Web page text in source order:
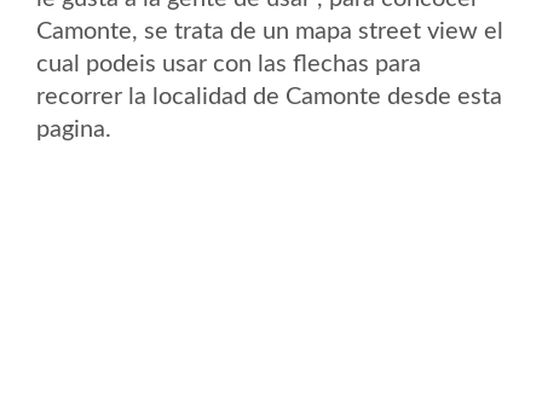
Camonte, se trata de un mapa street view el
cual podeis usar con las flechas para
recorrer la localidad de Camonte desde esta
pagina.